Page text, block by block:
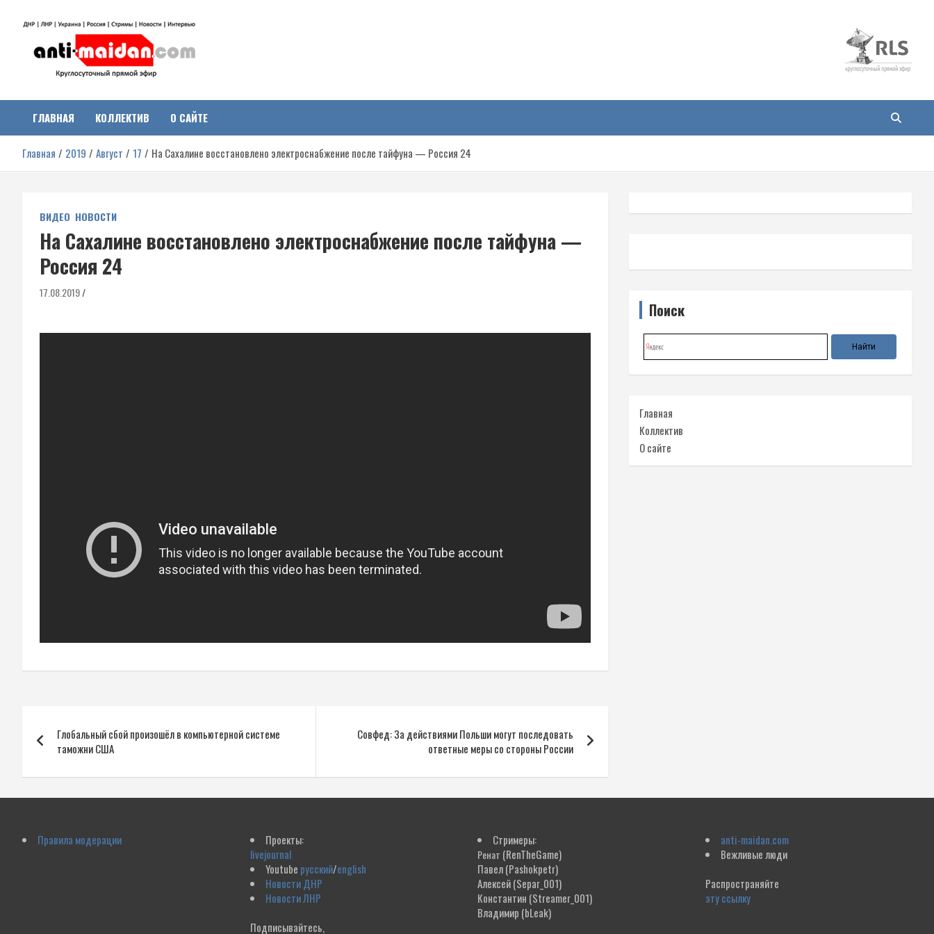
Антимайдан:
Гражданская война на
Украине
о гражданской войне на Украине, включая события в Новороссии,
ДНР, ЛНР и других регионах.
ГЛАВНАЯ КОЛЛЕКТИВ О САЙТЕ
Главная 2019 Август 17 На Сахалине восстановлено электроснабжение после тайфуна — Россия 24
ВИДЕО НОВОСТИ
На Сахалине восстановлено электроснабжение после тайфуна —
Россия 24
17.08.2019
по
записям
Глобальный сбой произошёл в компьютерной системе
таможни США
Совфед: За действиями Польши могут последовать
ответные меры со стороны России
Поиск
Главная
Коллектив
О сайте
Правила модерации
Проекты:
livejournal
Youtube русский/english
Новости ДНР
Новости ЛНР
Подписывайтесь,
Стримеры:
Ренат (RenTheGame)
Павел(Pashokpetr)
Алексей(Separ_001)
Константин (Streamer_001)
Владимир (bLeak)
anti-maidan.com
Вежливые люди
Распространяйте
эту ссылку